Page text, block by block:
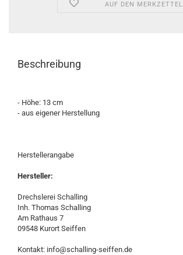
AUF DEN MERKZETTEL
Beschreibung
- Höhe: 13 cm
- aus eigener Herstellung
Herstellerangabe
Hersteller:
Drechslerei Schalling
Inh. Thomas Schalling
Am Rathaus 7
09548 Kurort Seiffen
Kontakt: info@schalling-seiffen.de